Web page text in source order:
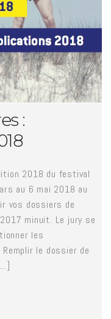
:
2018 du festival
au 6 mai 2018 au
vos dossiers de
minuit. Le jury se
les
le dossier de